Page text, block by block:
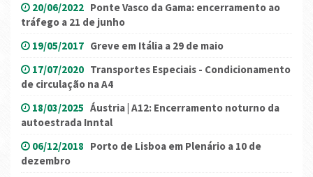
20/06/2022 Ponte Vasco da Gama: encerramento ao
tráfego a 21 de junho
19/05/2017 Greve em Itália a 29 de maio
17/07/2020 Transportes Especiais - Condicionamento
de circulação na A4
18/03/2025 Áustria | A12: Encerramento noturno da
autoestrada Inntal
06/12/2018 Porto de Lisboa em Plenário a 10 de
dezembro